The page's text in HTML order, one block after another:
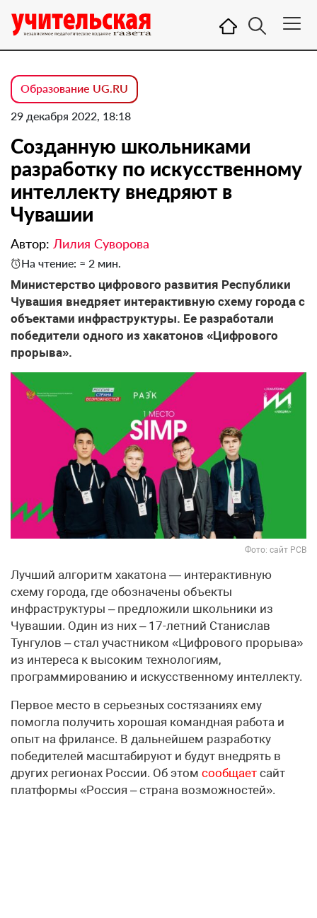
Образование UG.RU
29 декабря 2022, 18:18
Созданную школьниками
разработку по искусственному
интеллекту внедряют в
Чувашии
Автор: Лилия Суворова
На чтение: ≈ 2 мин.
Министерство цифрового развития Республики
Чувашия внедряет интерактивную схему города с
объектами инфраструктуры. Ее разработали
победители одного из хакатонов «Цифрового
прорыва».
Фото: сайт РСВ
Лучший алгоритм хакатона — интерактивную
схему города, где обозначены объекты
инфраструктуры – предложили школьники из
Чувашии. Один из них – 17-летний Станислав
Тунгулов – стал участником «Цифрового прорыва»
из интереса к высоким технологиям,
программированию и искусственному интеллекту.
Первое место в серьезных состязаниях ему
помогла получить хорошая командная работа и
опыт на фрилансе. В дальнейшем разработку
победителей масштабируют и будут внедрять в
других регионах России. Об этом сообщает сайт
платформы «Россия – страна возможностей».